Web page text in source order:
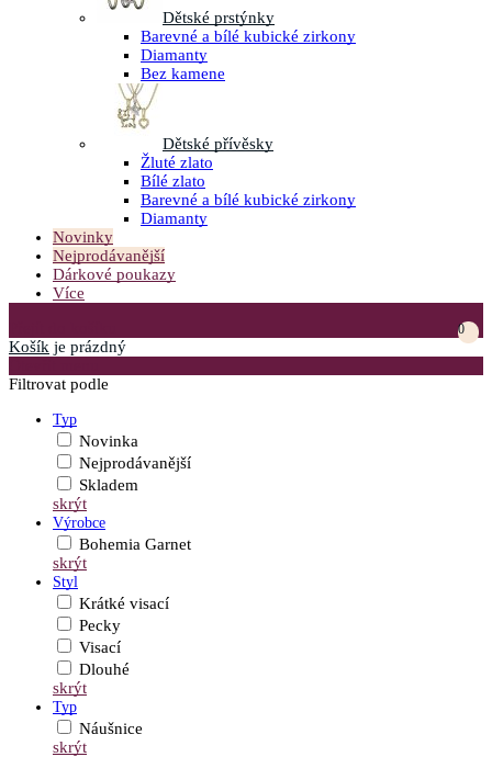
Dětské prstýnky
Barevné a bílé kubické zirkony
Diamanty
Bez kamene
Dětské přívěsky
Žluté zlato
Bílé zlato
Barevné a bílé kubické zirkony
Diamanty
Novinky
Nejprodávanější
Dárkové poukazy
Více
0
Košík je prázdný
Filtrovat podle
Typ
Novinka
Nejprodávanější
Skladem
skrýt
Výrobce
Bohemia Garnet
skrýt
Styl
Krátké visací
Pecky
Visací
Dlouhé
skrýt
Typ
Náušnice
skrýt